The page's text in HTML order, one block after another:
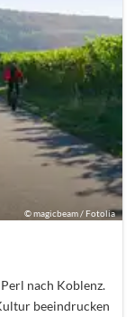
©magicbeam / Fotolia
nach Koblenz.
beeindrucken